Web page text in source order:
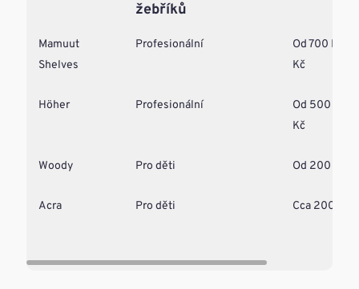
žebříků
Mamuut
Shelves
Profesionální
Od 700 Kč
Kč
Höher Profesionální
Od 500 Kč
Kč
Woody Pro děti Od 200 Kč
Acra Pro děti Cca 200 Kč